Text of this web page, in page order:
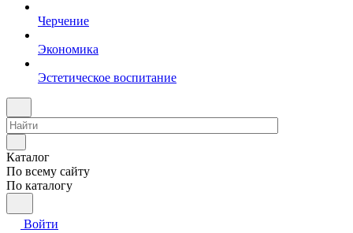
Черчение
Экономика
Эстетическое воспитание
Каталог
По всему сайту
По каталогу
Войти